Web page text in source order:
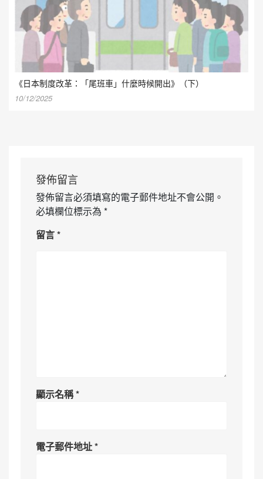
《日本制度改革：「尾班車」什麼時候開出》（下）
10/12/2025
發佈留言
發佈留言必須填寫的電子郵件地址不會公開。
必填欄位標示為 *
留言*
顯示名稱*
電子郵件地址*